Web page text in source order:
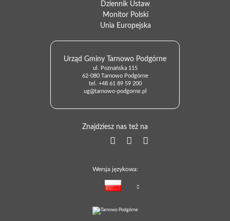
Dziennik Ustaw
Monitor Polski
Unia Europejska
Urząd Gminy Tarnowo Podgórne
ul. Poznańska 115
62-080 Tarnowo Podgórne
tel. +48 61 89 59 200
ug@tarnowo-podgorne.pl
Znajdziesz nas też na
Wersja językowa: